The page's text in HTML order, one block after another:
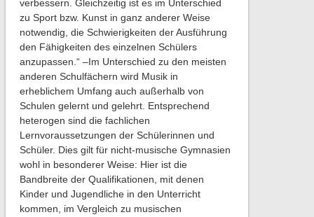
verbessern. Gleichzeitig ist es im Unterschied
zu Sport bzw. Kunst in ganz anderer Weise
notwendig, die Schwierigkeiten der Ausführung
den Fähigkeiten des einzelnen Schülers
anzupassen.“ –Im Unterschied zu den meisten
anderen Schulfächern wird Musik in
erheblichem Umfang auch außerhalb von
Schulen gelernt und gelehrt. Entsprechend
heterogen sind die fachlichen
Lernvoraussetzungen der Schülerinnen und
Schüler. Dies gilt für nicht-musische Gymnasien
wohl in besonderer Weise: Hier ist die
Bandbreite der Qualifikationen, mit denen
Kinder und Jugendliche in den Unterricht
kommen, im Vergleich zu musischen